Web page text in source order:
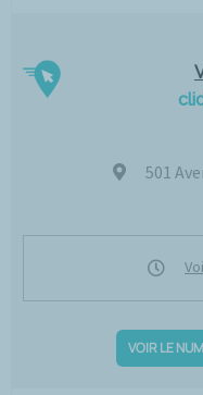
501
VOIR LE